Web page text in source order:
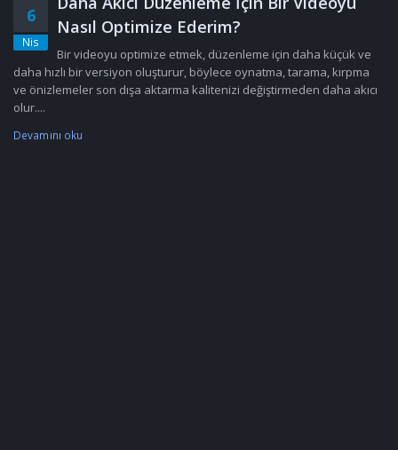
6
Nis
Nasıl Optimize Ederim?
Bir videoyu optimize etmek, düzenleme için daha küçük ve
daha hızlı bir versiyon oluşturur, böylece oynatma, tarama, kırpma
ve önizlemeler son dışa aktarma kalitenizi değiştirmeden daha akıcı
olur....
Devamını oku